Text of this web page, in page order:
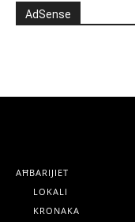
AdSense
AĦBARIJIET
LOKALI
KRONAKA